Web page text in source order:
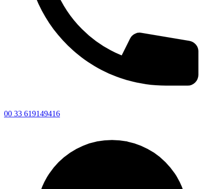
00 33 619149416